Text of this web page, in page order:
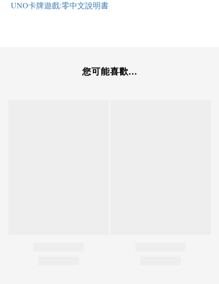
UNO卡牌遊戲:零中文說明書
您可能喜歡...